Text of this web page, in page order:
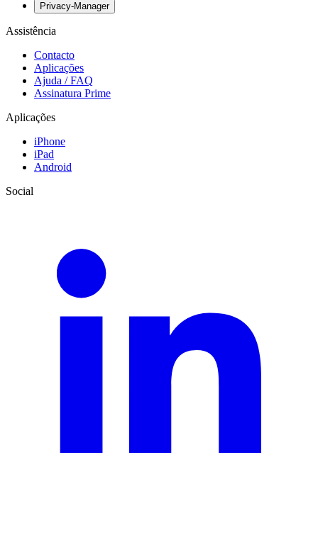
Privacy-Manager
Assistência
Contacto
Aplicações
Ajuda / FAQ
Assinatura Prime
Aplicações
iPhone
iPad
Android
Social